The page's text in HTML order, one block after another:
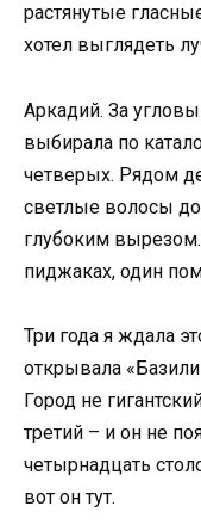
растянутые
хотел выглядеть
Аркадий. За
выбирала по
четверых. Рядом
светлые волосы
глубоким
пиджаках, один
Три года я ждала
открывала
Город не
третий – и он не
четырнадцать
вот он тут.